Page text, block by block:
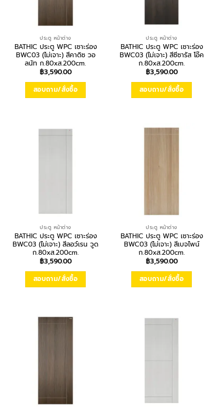
ประตู หน้าต่าง
BATHIC ประตู WPC เซาะร่อง
BWC03 (ไม่เจาะ) สีคาดิซ วอ
ลนัท ก.80xส.200cm.
฿3,590.00
สอบถาม/สั่งซื้อ
ประตู หน้าต่าง
BATHIC ประตู WPC เซาะร่อง
BWC03 (ไม่เจาะ) สีซีซารัส โอ๊ค
ก.80xส.200cm.
฿3,590.00
สอบถาม/สั่งซื้อ
ประตู หน้าต่าง
BATHIC ประตู WPC เซาะร่อง
BWC03 (ไม่เจาะ) สีลอว์เรน วูด
ก.80xส.200cm.
฿3,590.00
สอบถาม/สั่งซื้อ
ประตู หน้าต่าง
BATHIC ประตู WPC เซาะร่อง
BWC03 (ไม่เจาะ) สีเบจไพน์
ก.80xส.200cm.
฿3,590.00
สอบถาม/สั่งซื้อ